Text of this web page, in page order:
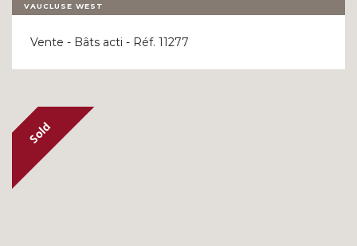
VAUCLUSE WEST
Vente - Bâts acti - Réf. 11277